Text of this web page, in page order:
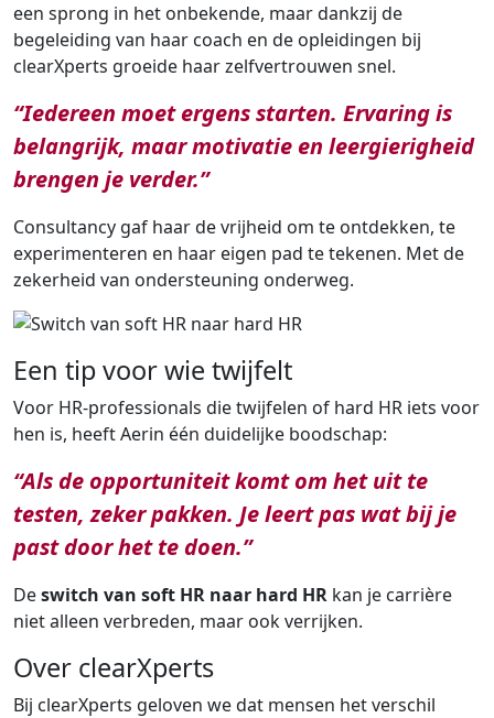
een sprong in het onbekende, maar dankzij de
begeleiding van haar coach en de opleidingen bij
clearXperts groeide haar zelfvertrouwen snel.
“Iedereen moet ergens starten. Ervaring is
belangrijk, maar motivatie en leergierigheid
brengen je verder.”
Consultancy gaf haar de vrijheid om te ontdekken, te
experimenteren en haar eigen pad te tekenen. Met de
zekerheid van ondersteuning onderweg.
Een tip voor wie twijfelt
Voor HR-professionals die twijfelen of hard HR iets voor
hen is, heeft Aerin één duidelijke boodschap:
“Als de opportuniteit komt om het uit te
testen, zeker pakken. Je leert pas wat bij je
past door het te doen.”
Deswitch van soft HR naar hard HR kan je carrière
niet alleen verbreden, maar ook verrijken.
Over clearXperts
Bij clearXperts geloven we dat mensen het verschil